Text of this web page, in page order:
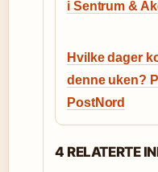
i Sentrum &
Hvilke dager
denne uken?
PostNord
4 RELATERTE